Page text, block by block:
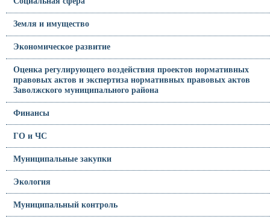
Земля и имущество
Экономическое развитие
Оценка регулирующего воздействия проектов нормативных
правовых актов и экспертиза нормативных правовых актов
Заволжского муниципального района
Финансы
ГО и ЧС
Муниципальные закупки
Экология
Муниципальный контроль